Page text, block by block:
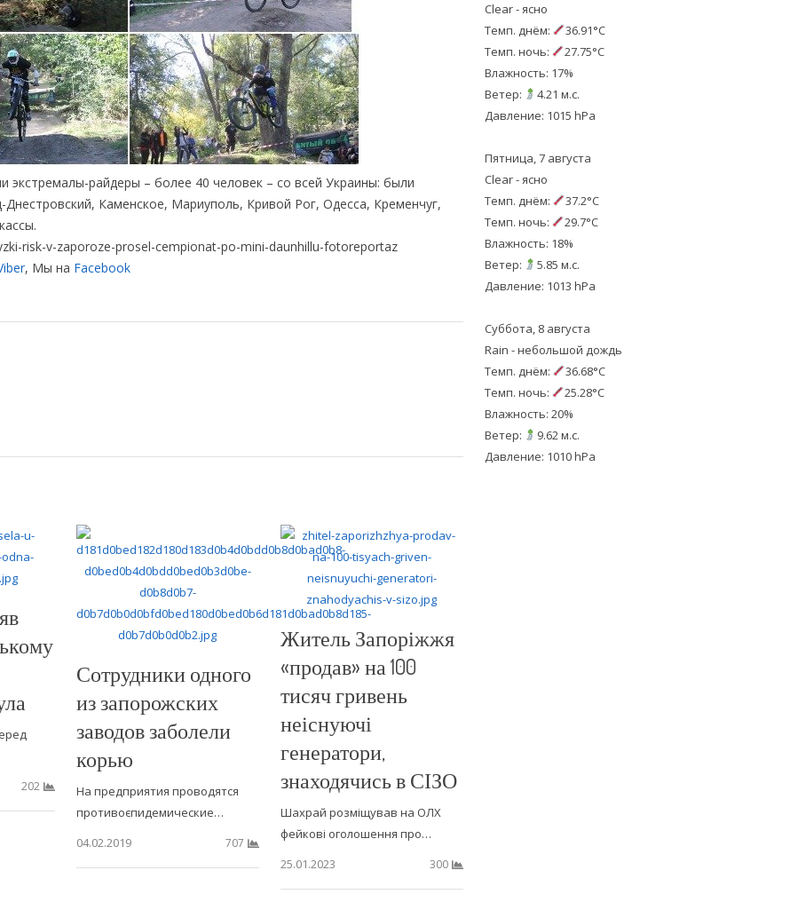
экстремалы-райдеры – более 40 человек – со всей Украины: были
Каменское, Мариуполь, Кривой Рог, Одесса, Кременчуг,
risk-v-zaporoze-prosel-cempionat-po-mini-daunhillu-fotoreportaz
, Мы на Facebook
202
Сотрудники одного
из запорожских
заводов заболели
корью
На предприятия проводятся
противоєпидемические…
04.02.2019
707
Житель Запоріжжя
«продав» на 100
тисяч гривень
неіснуючі
генератори,
знаходячись в СІЗО
Шахрай розміщував на ОЛХ
фейкові оголошення про…
25.01.2023
300
Clear - ясно
Темп. днём:
36.91°C
Темп. ночь:
27.75°C
Влажность: 17%
Ветер:
4.21 м.с.
Давление: 1015 hPa
Пятница, 7 августа
Clear - ясно
Темп. днём:
37.2°C
Темп. ночь:
29.7°C
Влажность: 18%
Ветер:
5.85 м.с.
Давление: 1013 hPa
Суббота, 8 августа
Rain - небольшой дождь
Темп. днём:
36.68°C
Темп. ночь:
25.28°C
Влажность: 20%
Ветер:
9.62 м.с.
Давление: 1010 hPa